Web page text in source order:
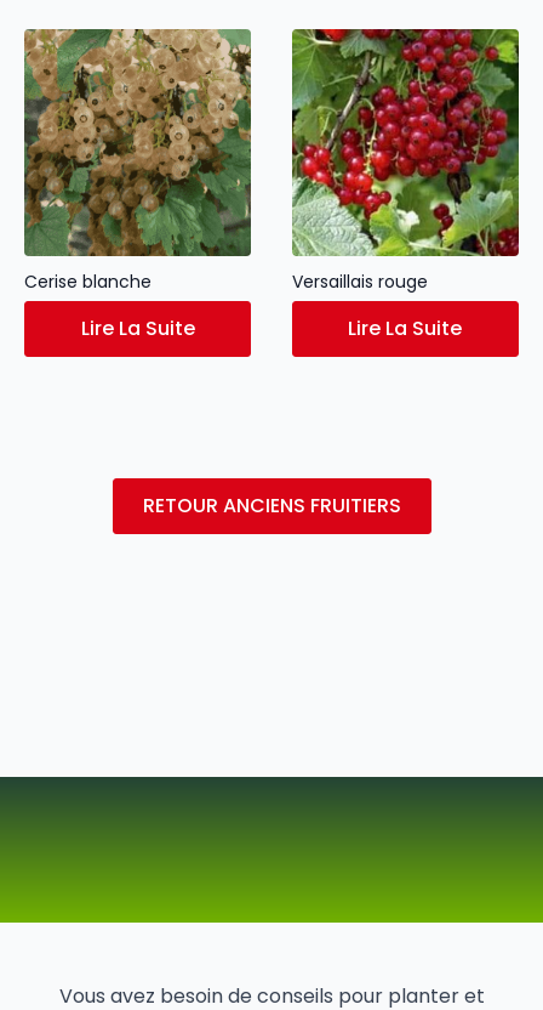
Cerise blanche
Lire La Suite
Versaillais rouge
Lire La Suite
RETOUR ANCIENS FRUITIERS
Vous avez besoin de conseils pour planter et